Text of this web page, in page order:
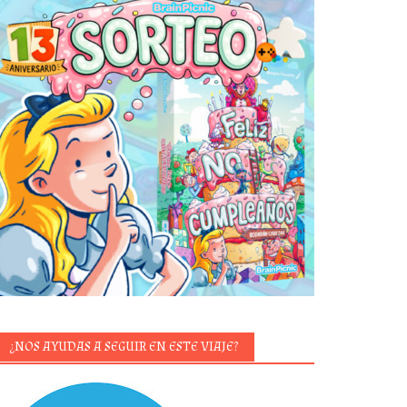
¿NOS AYUDAS A SEGUIR EN ESTE VIAJE?